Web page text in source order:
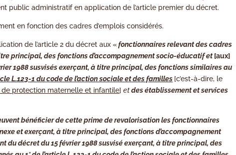
public administratif en application de l’article premier du décret.
en fonction des cadres d’emplois considérés.
de l’article 2 du décret aux « fonctionnaires relevant des cadres
principal, des fonctions d’accompagnement socio-éducatif et[aux]
1988 susvisés exerçant, à titre principal, des fonctions similaires au
L.123-1 du code de l’action sociale et des familles [c’est-à-dire, le
de protection maternelle et infantile]etdes établissement et services
bénéficier de cette prime de revalorisation les fonctionnaires
et exerçant, à titre principal, des fonctions d’accompagnement
décret du 15 février 1988 susvisé exerçant, à titre principal, des